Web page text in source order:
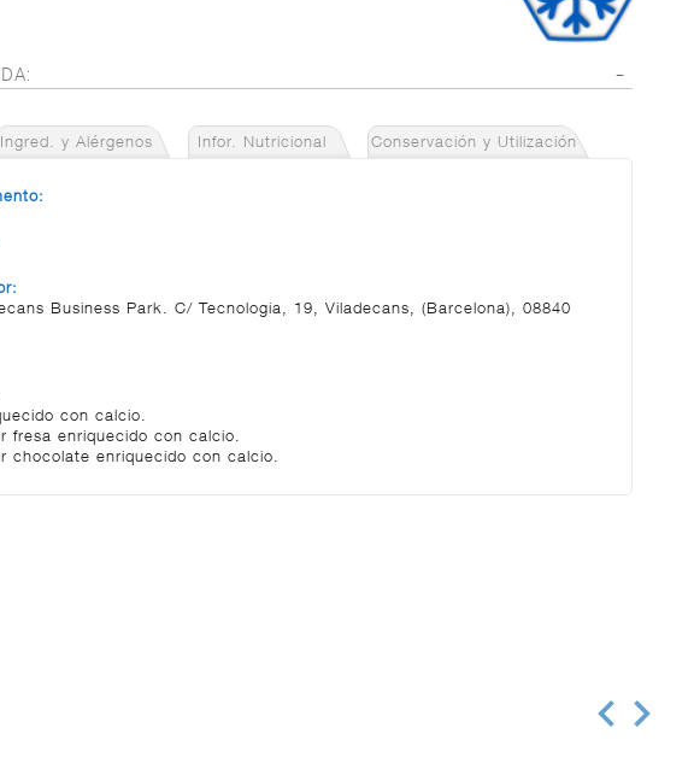
Ingred. y Alérgenos Infor. Nutricional Conservación y Utilización
Business Park. C/ Tecnologia, 19, Viladecans, (Barcelona), 08840
con calcio.
fresa enriquecido con calcio.
chocolate enriquecido con calcio.